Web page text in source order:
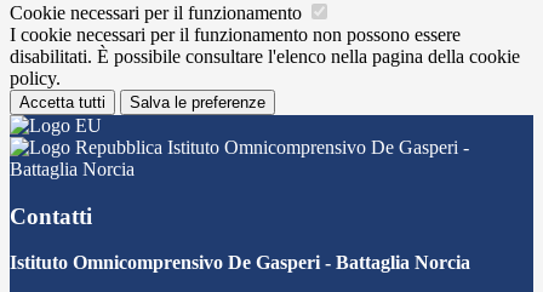
Cookie necessari per il funzionamento
I cookie necessari per il funzionamento non possono essere
disabilitati. È possibile consultare l'elenco nella pagina della cookie
policy.
Accetta tutti Salva le preferenze
Istituto Omnicomprensivo De Gasperi -
Battaglia Norcia
Contatti
Istituto Omnicomprensivo De Gasperi - Battaglia Norcia